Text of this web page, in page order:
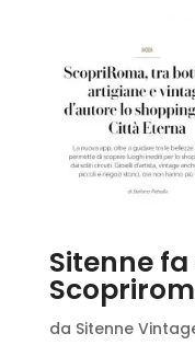
Sitenne
da Sitenne